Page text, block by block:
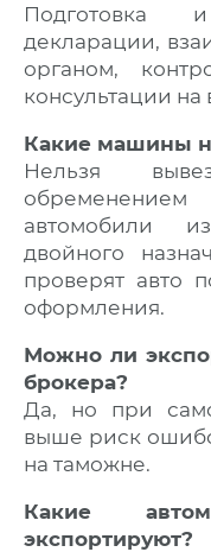
Подготовка
декларации,
органом,
консультации на
Какие машины
Нельзя
обременением
автомобили
двойного
проверят авто
оформления.
Можно ли
брокера?
Да, но при
выше риск
на таможне.
Какие
экспортируют?